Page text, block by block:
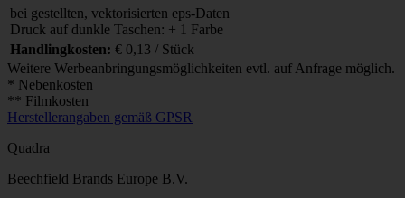
bei gestellten, vektorisierten eps-Daten
Druck auf dunkle Taschen: + 1 Farbe
Handlingkosten: € 0,13 / Stück
Weitere Werbeanbringungsmöglichkeiten evtl. auf Anfrage möglich.
* Nebenkosten
** Filmkosten
Herstellerangaben gemäß GPSR
Quadra
Beechfield Brands Europe B.V.